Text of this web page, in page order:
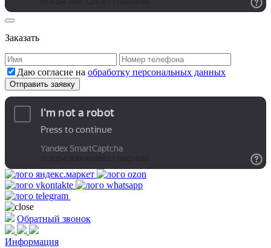
Заказать
Даю согласие на обработку персональных данных
Обратный звонок
Информация